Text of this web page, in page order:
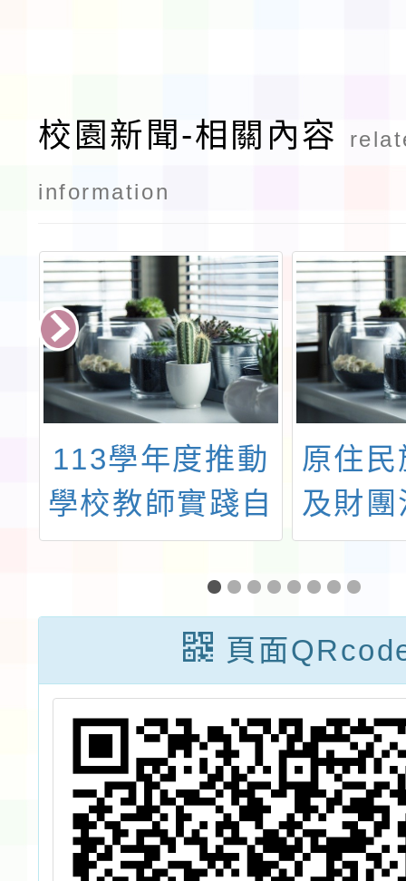
校園新聞-相關內容
information
113學年度推動
學校教師實踐自
主活化教學計
畫-桃園EECC數
學社群假日共備
「主題~從
EECC的視野看
「關係(R)」(含
EECC第一代教
學撲克牌簡
原住
及財
民族
展基
理「
2次原
言能
頁面